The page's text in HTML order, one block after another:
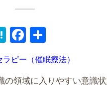
HatenaFacebook
有
ピー（催眠療法）
領域に入りやすい意識